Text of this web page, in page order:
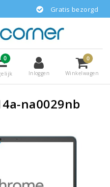
Gratis bezorgd
0
Inloggen
0
Winkelwagen
na0029nb